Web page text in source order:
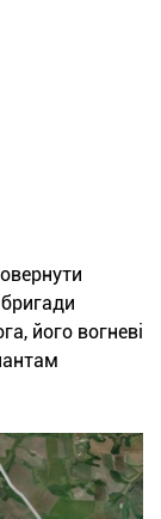
його вогневі